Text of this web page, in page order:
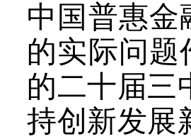
中国普惠金
的实际问题
的二十届三
持创新发展